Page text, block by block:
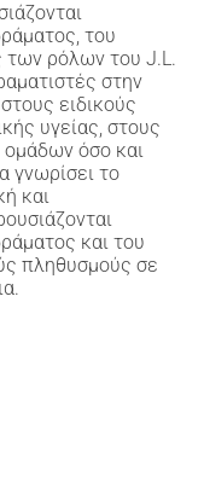
του
των ρόλων του J.L.
στην
ειδικούς
υγείας, στους
όσο και
γνωρίσει το
και
και του
πληθυσµούς σε